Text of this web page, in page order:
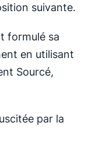
suivante.
formulé sa
en utilisant
Sourcé,
par la